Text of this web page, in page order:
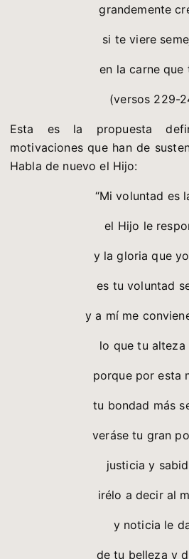
grandemente
si te viere
en la carne que
(versos 229-
Esta es la propuesta
motivaciones que han de
Habla de nuevo el Hijo:
“Mi voluntad es
el Hijo le
y la gloria que
es tu voluntad
y a mí me
lo que tu alteza
porque por esta
tu bondad más
veráse tu gran
justicia y
irélo a decir al
y noticia le
de tu belleza y